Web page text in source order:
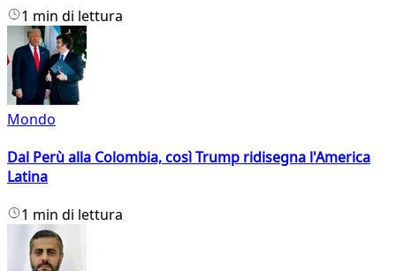
1 min di lettura
Mondo
Dal Perù alla Colombia, così Trump ridisegna l'America
Latina
1 min di lettura